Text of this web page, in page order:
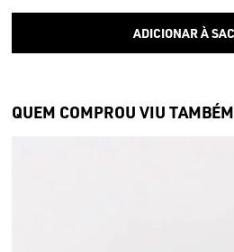
QUEM COMPROU VIU TAMBÉM